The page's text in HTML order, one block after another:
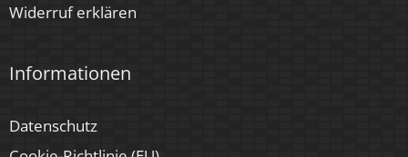
Widerruf erklären
Informationen
Datenschutz